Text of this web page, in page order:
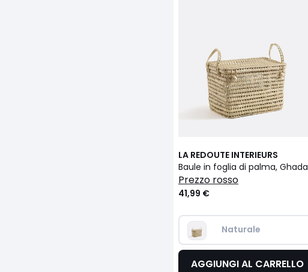
LA REDOUTE INTERIEURS
Baule in foglia di palma, Ghada
prezzo rosso
41,99 €
Naturale
AGGIUNGI AL CARRELLO